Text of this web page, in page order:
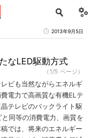
2013年9月5日
なLED駆動方式
（1/5 ページ）
ビも当然ながらエネルギ
電力で高画質な有機ELテ
テレビのバックライト駆
同等の消費電力、画質を
では、将来のエネルギー